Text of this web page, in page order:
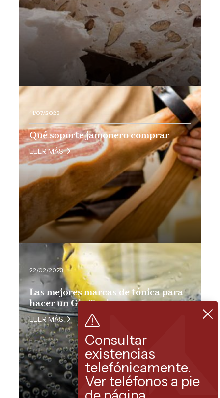
11/07/2023
Qué soporte jamonero comprar
LEER MÁS
22/02/2023
Las mejores marcas de tónica para
hacer un Gin Tonic
LEER MÁS
Consultar
existencias
telefónicamente.
Ver teléfonos a pie